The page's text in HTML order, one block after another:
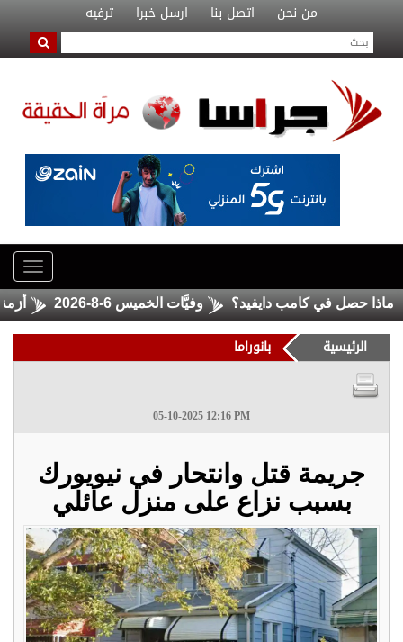
من نحن اتصل بنا ارسل خبرا ترفيه
حصل في كامب دايفيد؟ وفيَّات الخميس 6-8-2026 أزمة
الرئيسية بانوراما
05-10-2025 12:16 PM
جريمة قتل وانتحار في نيويورك
بسبب نزاع على منزل عائلي